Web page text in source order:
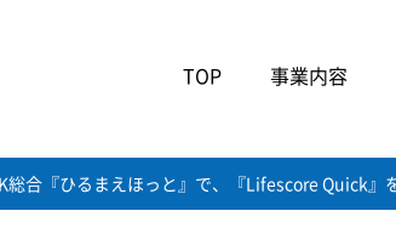
TOP 事業内容
総合『ひるまえほっと』で、『Lifescore Quick』